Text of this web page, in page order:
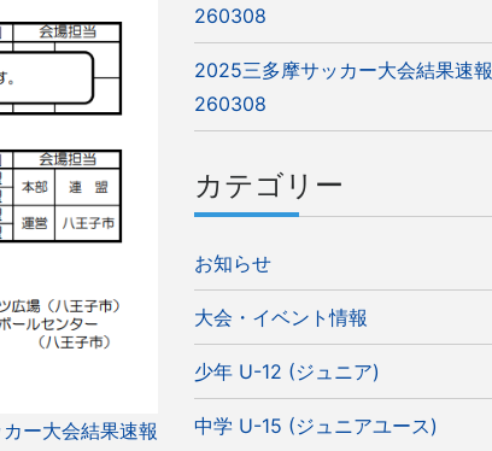
ー大会結果速報
260308
2025三多摩サッカー大会結果速報
260308
カテゴリー
お知らせ
大会・イベント情報
少年 U-12 (ジュニア)
中学 U-15 (ジュニアユース)